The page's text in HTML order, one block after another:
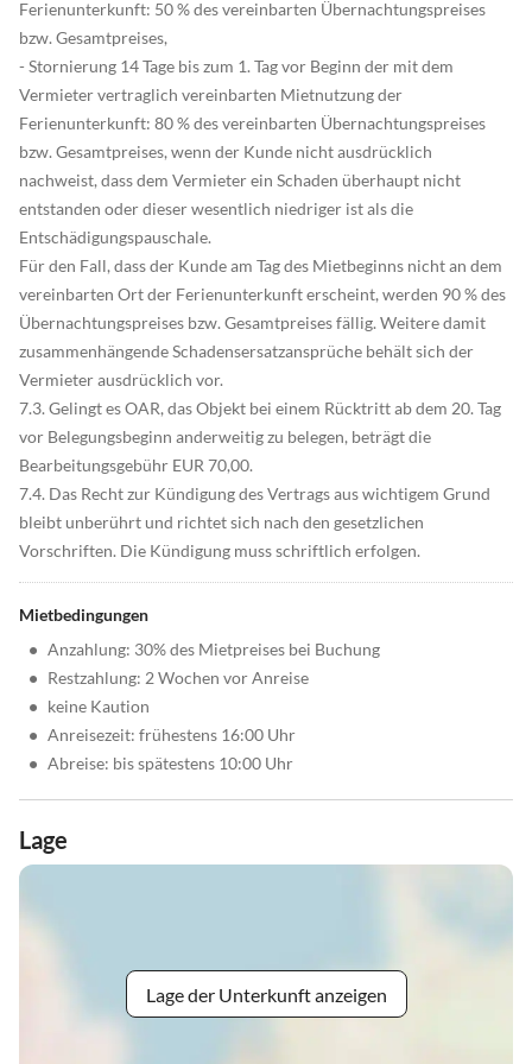
Ferienunterkunft: 50 % des vereinbarten Übernachtungspreises
bzw. Gesamtpreises,
- Stornierung 14 Tage bis zum 1. Tag vor Beginn der mit dem
Vermieter vertraglich vereinbarten Mietnutzung der
Ferienunterkunft: 80 % des vereinbarten Übernachtungspreises
bzw. Gesamtpreises, wenn der Kunde nicht ausdrücklich
nachweist, dass dem Vermieter ein Schaden überhaupt nicht
entstanden oder dieser wesentlich niedriger ist als die
Entschädigungspauschale.
Für den Fall, dass der Kunde am Tag des Mietbeginns nicht an dem
vereinbarten Ort der Ferienunterkunft erscheint, werden 90 % des
Übernachtungspreises bzw. Gesamtpreises fällig. Weitere damit
zusammenhängende Schadensersatzansprüche behält sich der
Vermieter ausdrücklich vor.
7.3. Gelingt es OAR, das Objekt bei einem Rücktritt ab dem 20. Tag
vor Belegungsbeginn anderweitig zu belegen, beträgt die
Bearbeitungsgebühr EUR 70,00.
7.4. Das Recht zur Kündigung des Vertrags aus wichtigem Grund
bleibt unberührt und richtet sich nach den gesetzlichen
Vorschriften. Die Kündigung muss schriftlich erfolgen.
Mietbedingungen
• Anzahlung: 30% des Mietpreises bei Buchung
• Restzahlung: 2 Wochen vor Anreise
• keine Kaution
• Anreisezeit: frühestens 16:00 Uhr
• Abreise: bis spätestens 10:00 Uhr
Lage
Lage der Unterkunft anzeigen